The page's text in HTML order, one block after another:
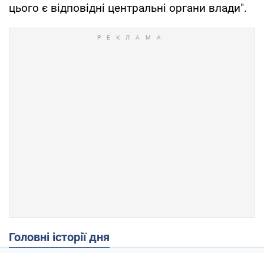
цього є відповідні центральні органи влади".
Головні історії дня